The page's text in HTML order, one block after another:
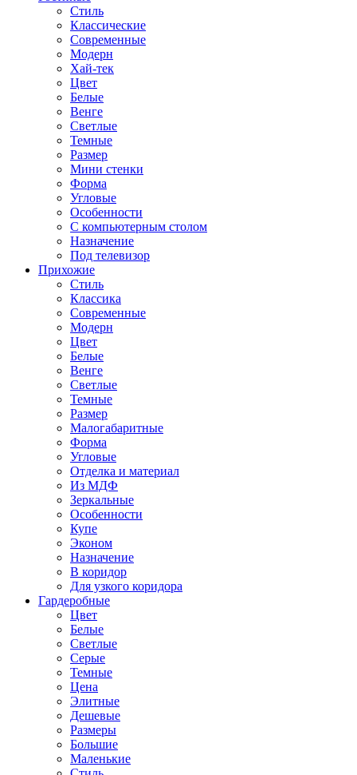
Стиль
Классические
Современные
Модерн
Хай-тек
Цвет
Белые
Венге
Светлые
Темные
Размер
Мини стенки
Форма
Угловые
Особенности
С компьютерным столом
Назначение
Под телевизор
Прихожие
Стиль
Классика
Современные
Модерн
Цвет
Белые
Венге
Светлые
Темные
Размер
Малогабаритные
Форма
Угловые
Отделка и материал
Из МДФ
Зеркальные
Особенности
Купе
Эконом
Назначение
В коридор
Для узкого коридора
Гардеробные
Цвет
Белые
Светлые
Серые
Темные
Цена
Элитные
Дешевые
Размеры
Большие
Маленькие